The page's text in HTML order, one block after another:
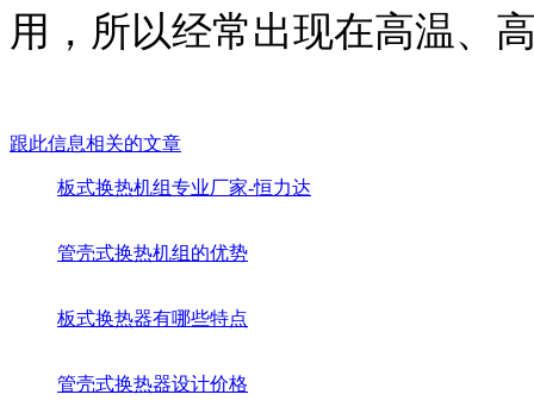
用，所以经常出现在高温、
跟此信息相关的文章
板式换热机组专业厂家-恒力达
管壳式换热机组的优势
板式换热器有哪些特点
管壳式换热器设计价格